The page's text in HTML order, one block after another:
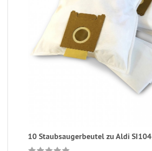
10 Staubsaugerbeutel zu Aldi SI104